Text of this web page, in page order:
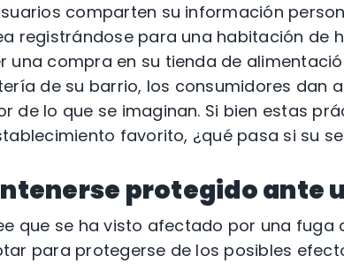
comparten su información
registrándose para una habitación de
una compra en su tienda de
de su barrio, los consumidores dan
de lo que se imaginan. Si bien estas
favorito, ¿qué pasa si su
protegido ante
que se ha visto afectado por una
para protegerse de los posibles